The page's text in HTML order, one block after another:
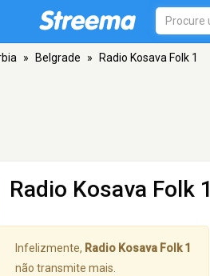
» Belgrade » Radio Kosava Folk 1
Radio Kosava Folk 1
Infelizmente, Radio Kosava Folk 1
não transmite mais.